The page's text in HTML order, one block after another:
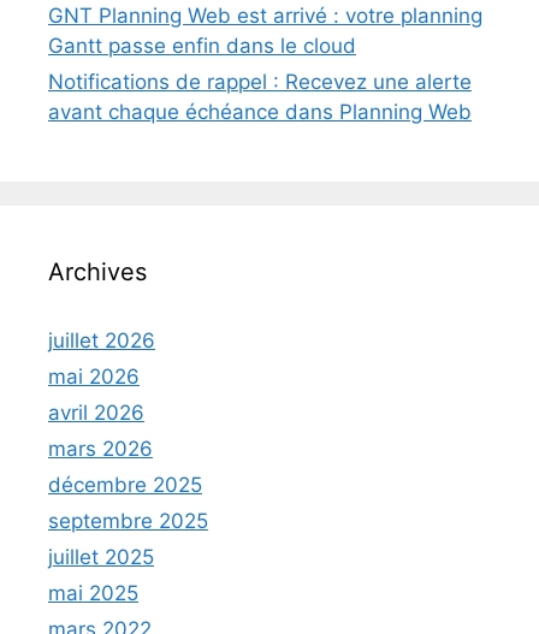
GNT Planning Web est arrivé : votre planning
Gantt passe enfin dans le cloud
Notifications de rappel : Recevez une alerte
avant chaque échéance dans Planning Web
Archives
juillet 2026
mai 2026
avril 2026
mars 2026
décembre 2025
septembre 2025
juillet 2025
mai 2025